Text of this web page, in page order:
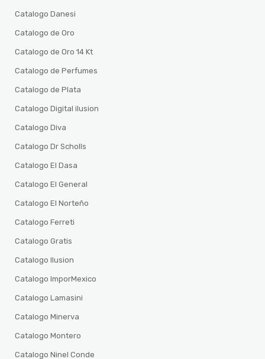
Catalogo Danesi
Catalogo de Oro
Catalogo de Oro 14 Kt
Catalogo de Perfumes
Catalogo de Plata
Catalogo Digital ilusion
Catalogo Diva
Catalogo Dr Scholls
Catalogo El Dasa
Catalogo El General
Catalogo El Norteño
Catalogo Ferreti
Catalogo Gratis
Catalogo Ilusion
Catalogo ImporMexico
Catalogo Lamasini
Catalogo Minerva
Catalogo Montero
Catalogo Ninel Conde